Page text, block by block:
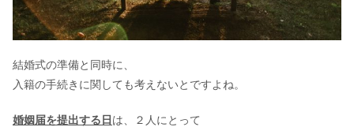
結婚式の準備と同時に、
入籍の手続きに関しても考えないとですよね。
婚姻届を提出する日 は、２人にとって